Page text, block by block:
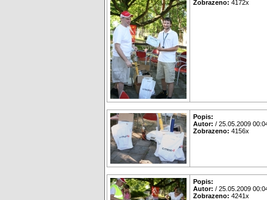
Zobrazeno: 4172x
Popis:
Autor: / 25.05.2009
Zobrazeno: 4156x
Popis:
Autor: / 25.05.2009
Zobrazeno: 4241x